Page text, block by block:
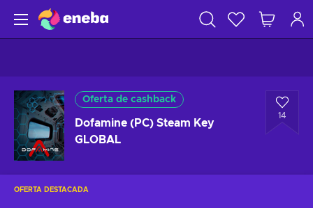
Oferta de cashback
Dofamine (PC) Steam Key
GLOBAL
14
OFERTA DESTACADA